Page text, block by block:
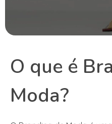
O que é
Moda?